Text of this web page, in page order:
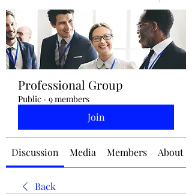
jennifermcchesney@yahoo.com
(604) 445-2082
Professional Group
Public · 9 members
Join
Discussion Media Members About
Back